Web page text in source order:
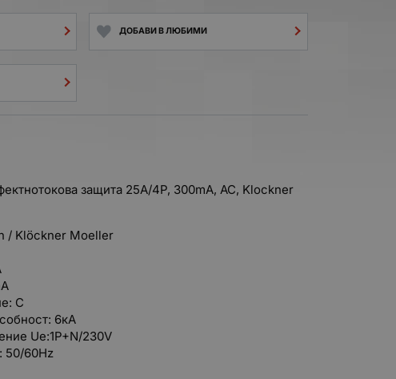
ДОБАВИ В ЛЮБИМИ
защита 25A/4P, 300mA, AC, Klockner
/ Klöckner Moeller
C
6кА
Ue:1P+N/230V
50/60Hz